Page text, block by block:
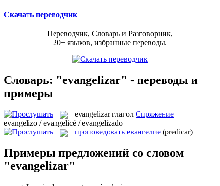
Скачать переводчик
Переводчик, Словарь и Разговорник,
20+ языков, избранные переводы.
Словарь: "evangelizar" - переводы и
примеры
evangelizar глагол Спряжение
evangelizo / evangelicé / evangelizado
проповедовать евангелие (predicar)
Примеры предложений со словом
"evangelizar"